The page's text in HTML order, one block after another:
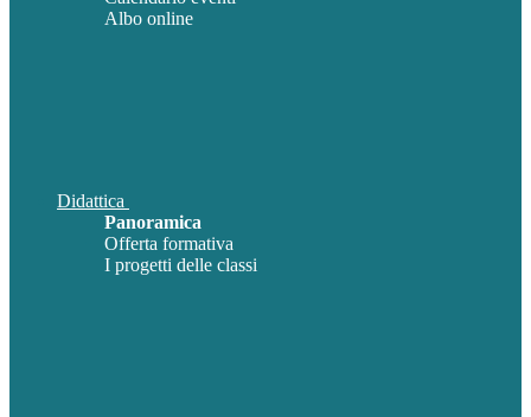
Albo online
Didattica
Panoramica
Offerta formativa
I progetti delle classi